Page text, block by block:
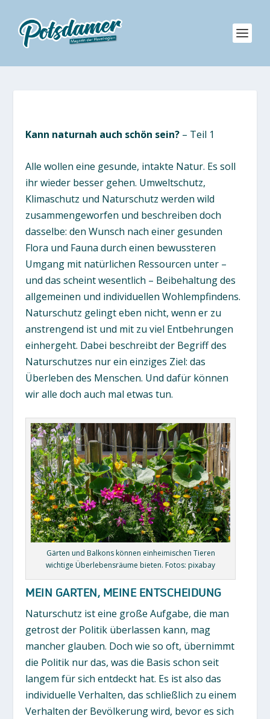
Kann naturnah auch schön sein? – Teil 1
Alle wollen eine gesunde, intakte Natur. Es soll
ihr wieder besser gehen. Umweltschutz,
Klimaschutz und Naturschutz werden wild
zusammengeworfen und beschreiben doch
dasselbe: den Wunsch nach einer gesunden
Flora und Fauna durch einen bewussteren
Umgang mit natürlichen Ressourcen unter –
und das scheint wesentlich – Beibehaltung des
allgemeinen und individuellen Wohlempfindens.
Naturschutz gelingt eben nicht, wenn er zu
anstrengend ist und mit zu viel Entbehrungen
einhergeht. Dabei beschreibt der Begriff des
Naturschutzes nur ein einziges Ziel: das
Überleben des Menschen. Und dafür können
wir alle doch auch mal etwas tun.
Gärten und Balkons können einheimischen Tieren
wichtige Überlebensräume bieten. Fotos: pixabay
MEIN GARTEN, MEINE ENTSCHEIDUNG
Naturschutz ist eine große Aufgabe, die man
getrost der Politik überlassen kann, mag
mancher glauben. Doch wie so oft, übernimmt
die Politik nur das, was die Basis schon seit
langem für sich entdeckt hat. Es ist also das
individuelle Verhalten, das schließlich zu einem
Verhalten der Bevölkerung wird, bevor es sich